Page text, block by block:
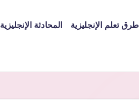
طرق تعلم الإنجليزية المحادثة الإنجليزية